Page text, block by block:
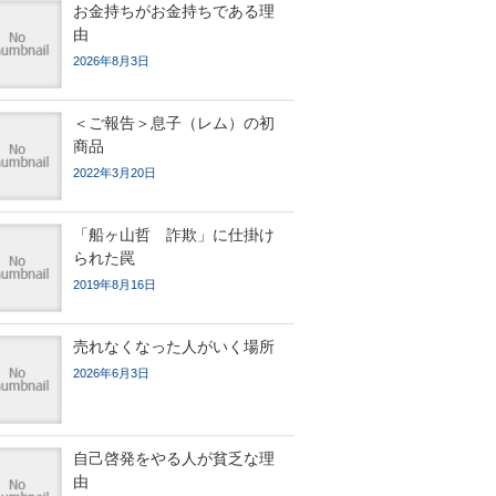
お金持ちがお金持ちである理
由
2026年8月3日
＜ご報告＞息子（レム）の初
商品
2022年3月20日
「船ヶ山哲 詐欺」に仕掛け
られた罠
2019年8月16日
売れなくなった人がいく場所
2026年6月3日
自己啓発をやる人が貧乏な理
由